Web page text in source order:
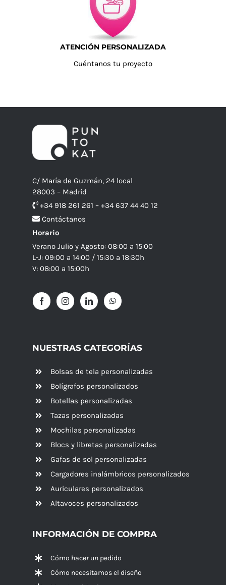
ATENCIÓN PERSONALIZADA
Cuéntanos tu proyecto
C/ María de Guzmán, 24 local
28003 – Madrid
+34 918 261 261 – +34 637 44 40 12
Contáctanos
Horario
Verano Julio y Agosto: 08:00 a 15:00
L-J: 09:00 a 14:00 / 15:30 a 18:30h
V: 08:00 a 15:00h
NUESTRAS CATEGORÍAS
Bolsas de tela personalizadas
Bolígrafos personalizados
Botellas personalizadas
Tazas personalizadas
Mochilas personalizadas
Blocs y libretas personalizadas
Gafas de sol personalizadas
Cargadores inalámbricos personalizados
Auriculares personalizados
Altavoces personalizados
INFORMACIÓN DE COMPRA
Cómo hacer un pedido
Cómo necesitamos el diseño